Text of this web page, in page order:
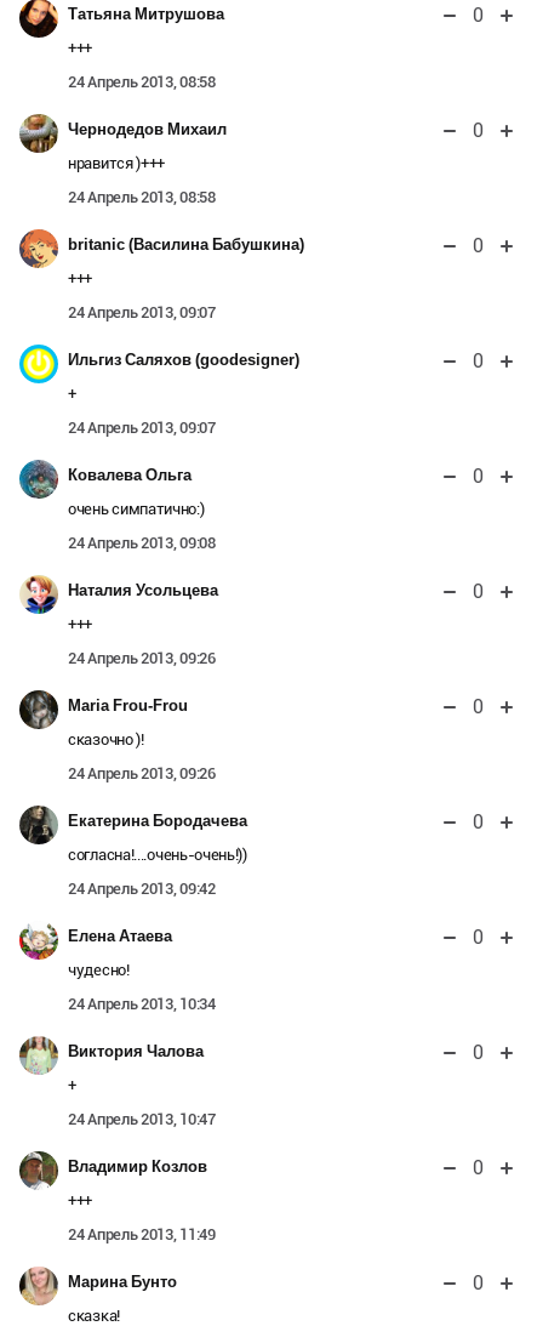
Татьяна Митрушова 0
+++
24 Апрель 2013, 08:58
Чернодедов Михаил 0
нравится )+++
24 Апрель 2013, 08:58
britanic (Василина Бабушкина) 0
+++
24 Апрель 2013, 09:07
Ильгиз Саляхов (goodesigner) 0
+
24 Апрель 2013, 09:07
Ковалева Ольга 0
очень симпатично:)
24 Апрель 2013, 09:08
Наталия Усольцева 0
+++
24 Апрель 2013, 09:26
Maria Frou-Frou 0
сказочно )!
24 Апрель 2013, 09:26
Екатерина Бородачева 0
согласна!....очень-очень!))
24 Апрель 2013, 09:42
Елена Атаева 0
чудесно!
24 Апрель 2013, 10:34
Виктория Чалова 0
+
24 Апрель 2013, 10:47
Владимир Козлов 0
+++
24 Апрель 2013, 11:49
Марина Бунто 0
сказка!